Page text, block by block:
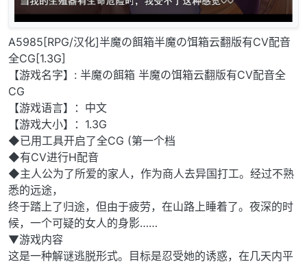
A5985[RPG/汉化]半魔の餌箱半魔の饵箱云翻版有CV配音
全CG[1.3G]
【游戏名字】: 半魔の餌箱 半魔の饵箱云翻版有CV配音全
CG
【游戏语言】：中文
【游戏大小】：1.3G
◆已用工具开启了全CG (第一个档
◆有CV进行H配音
◆主人公为了所爱的家人，作为商人去异国打工。经过不熟
悉的远途，
终于踏上了归途，但由于疲劳，在山路上睡着了。夜深的时
候，一个可疑的女人的身影……
▼游戏内容
这是一种解谜逃脱形式。目标是忍受她的诱惑，在几天内平